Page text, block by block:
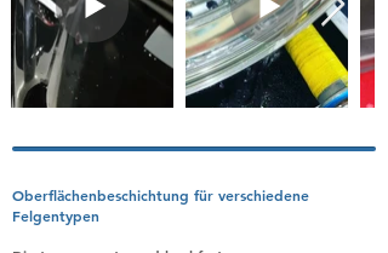
Oberflächenbeschichtung für verschiedene
Felgentypen